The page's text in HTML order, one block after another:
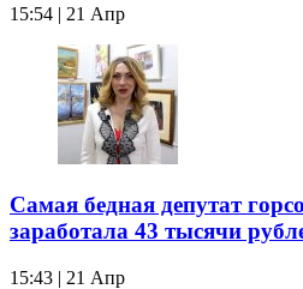
15:54 | 21 Апр
Самая бедная депутат
заработала 43 тысячи
15:43 | 21 Апр